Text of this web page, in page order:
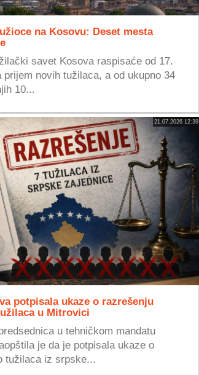
na Kosovu: Deset mesta
savet Kosova raspisaće od 17.
novih tužilaca, a od ukupno 34
10...
21.07.2026 12:39
potpisala ukaze o razrešenju
u Mitrovici
u tehničkom mandatu
je da je potpisala ukaze o
tužilaca iz srpske...